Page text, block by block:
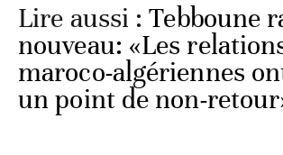
Lire aussi :Tebboune
nouveau: «Les
maroco-algériennes
un point de non-